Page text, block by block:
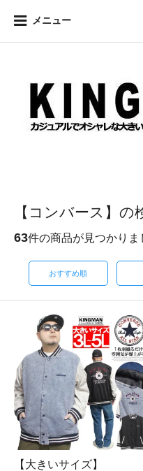
メニュー
【コンバース】の
63件の商品が見つかりま
おすすめ順
【大きいサイズ】